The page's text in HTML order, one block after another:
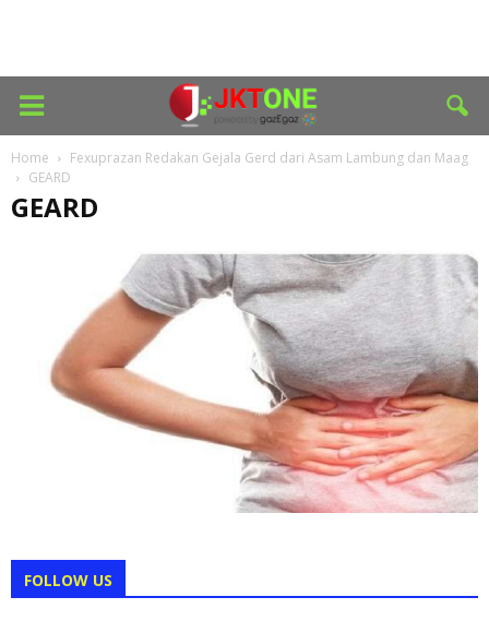
Home
Fexuprazan Redakan Gejala Gerd dari Asam Lambung dan Maag
GEARD
GEARD
FOLLOW US